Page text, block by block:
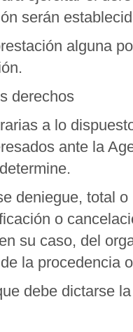
serán
alguna
derechos
a lo
ante la
deniegue, total
o
su caso, del
la procedencia
debe dictarse